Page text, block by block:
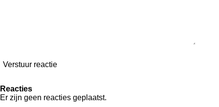
Verstuur reactie
Reacties
Er zijn geen reacties geplaatst.